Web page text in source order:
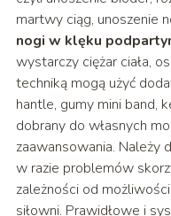
martwy ciąg, unoszenie
nogi w klęku
wystarczy ciężar ciała,
techniką mogą użyć
hantle, gumy mini band,
dobrany do własnych
zaawansowania. Należy
w razie problemów
zależności od
siłowni. Prawidłowe i